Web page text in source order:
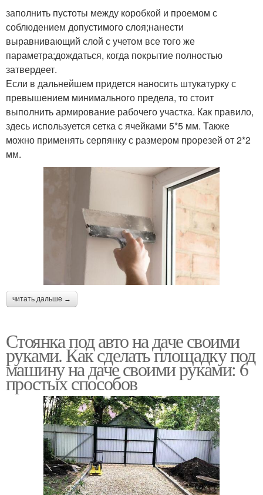
заполнить пустоты между коробкой и проемом с
соблюдением допустимого слоя;нанести
выравнивающий слой с учетом все того же
параметра;дождаться, когда покрытие полностью
затвердеет.
Если в дальнейшем придется наносить штукатурку с
превышением минимального предела, то стоит
выполнить армирование рабочего участка. Как правило,
здесь используется сетка с ячейками 5*5 мм. Также
можно применять серпянку с размером прорезей от 2*2
мм.
читать дальше →
Стоянка под авто на даче своими
руками. Как сделать площадку под
машину на даче своими руками: 6
простых способов